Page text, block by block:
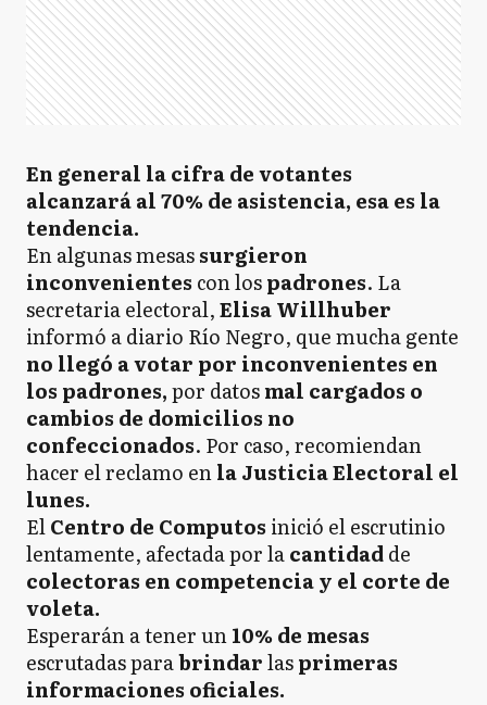
En general la cifra de votantes
alcanzará al 70% de asistencia, esa es la
tendencia.
En algunas mesassurgieron
inconvenientes con lospadrones. La
secretaria electoral,Elisa Willhuber
informó a diario Río Negro, que mucha gente
no llegó a votar por inconvenientes en
los padrones,por datosmal cargados o
cambios de domicilios no
confeccionados. Por caso, recomiendan
hacer el reclamo enla Justicia Electoral el
lunes.
ElCentro de Computos inició el escrutinio
lentamente, afectada por lacantidadde
colectoras en competencia y el corte de
voleta.
Esperarán a tener un10% de mesas
escrutadas parabrindarlasprimeras
informaciones oficiales.